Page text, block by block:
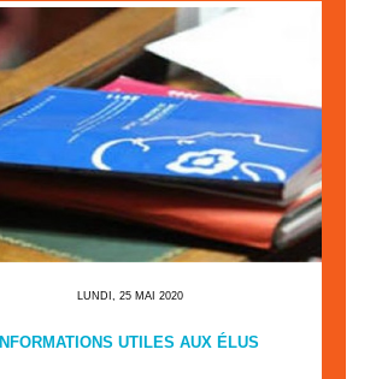
LUNDI, 25 MAI 2020
INFORMATIONS UTILES AUX ÉLUS